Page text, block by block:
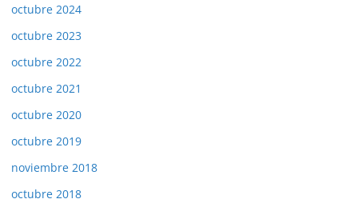
octubre 2024
octubre 2023
octubre 2022
octubre 2021
octubre 2020
octubre 2019
noviembre 2018
octubre 2018